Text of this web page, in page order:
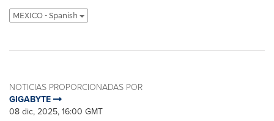
MEXICO - Spanish
NOTICIAS PROPORCIONADAS POR
GIGABYTE
08 dic, 2025, 16:00 GMT